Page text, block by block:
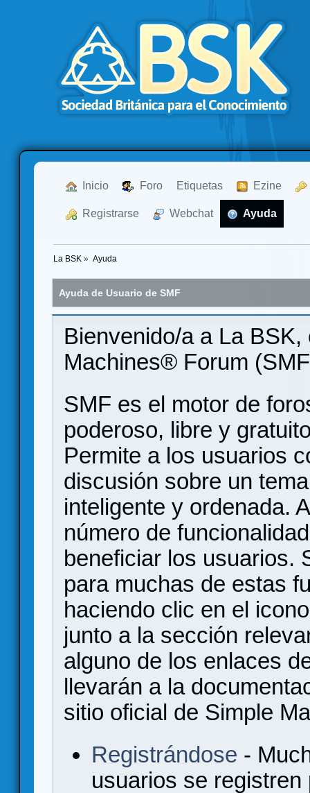
Inicio Foro Etiquetas Ezine
Registrarse Webchat Ayuda
La BSK » Ayuda
Ayuda de Usuario de SMF
Bienvenido/a a La
Machines® Forum
SMF es el motor de
poderoso, libre y
Permite a los usuarios
discusión sobre un
inteligente y ordenada.
número de
beneficiar los usuarios.
para muchas de estas
haciendo clic en el
junto a la sección
alguno de los enlaces
llevarán a la
sitio oficial de Simple
Registrándose -
usuarios se